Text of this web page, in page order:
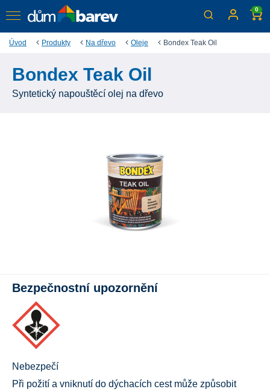
0
Úvod Produkty Na dřevo Oleje Bondex Teak Oil
Bondex Teak Oil
Syntetický napouštěcí olej na dřevo
Bezpečnostní upozornění
Nebezpečí
Při požití a vniknutí do dýchacích cest může způsobit